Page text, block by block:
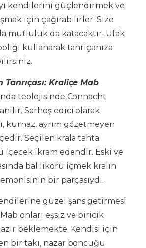
kendilerini güçlendirmek ve
için çağırabilirler. Size
mutluluk da katacaktır. Ufak
kullanarak tanrıçanıza
Kraliçe Mab
teolojisinde Connacht
Sarhoş edici olarak
kurnaz, ayrım gözetmeyen
Seçilen krala tahta
içecek ikram edendir. Eski ve
bal likörü içmek kralın
bir parçasıydı.
güzel şans getirmesi
onları eşsiz ve biricik
beklemekte. Kendisi için
bir takı, nazar boncuğu